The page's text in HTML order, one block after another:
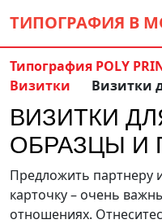
ТИПОГРАФИЯ В
Контакты: (5 метров
info@ppsprint.ru
Типография POLY
Визитки
Визитки
ВИЗИТКИ
ОБРАЗЦЫ И
Предложить партнеру
карточку – очень
отношениях.